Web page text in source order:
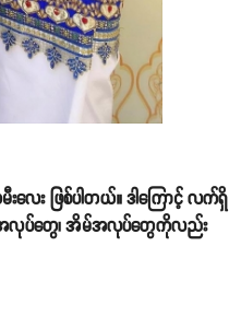
း ဖြစ်ပါတယ်။ ဒါကြောင့် လက်ရှိ
အလုပ်တွေ၊ အိမ်အလုပ်တွေကိုလည်း